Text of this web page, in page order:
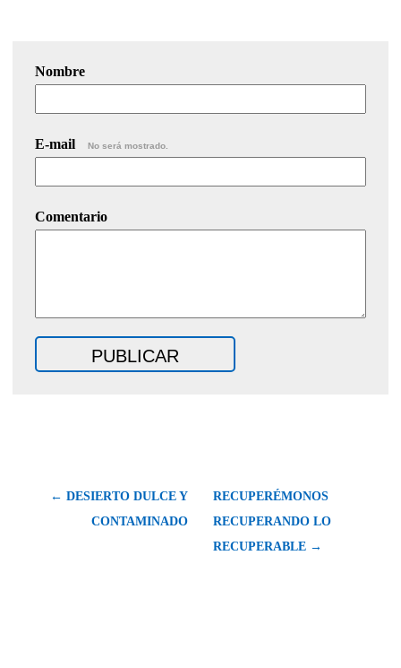
Nombre
E-mail No será mostrado.
Comentario
← DESIERTO DULCE Y
CONTAMINADO
RECUPERÉMONOS
RECUPERANDO LO
RECUPERABLE →